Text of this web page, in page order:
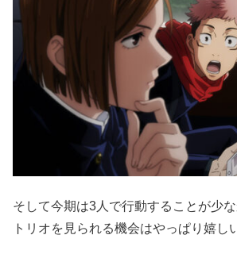
そして今期は3人で行動することが少
トリオを見られる機会はやっぱり嬉し